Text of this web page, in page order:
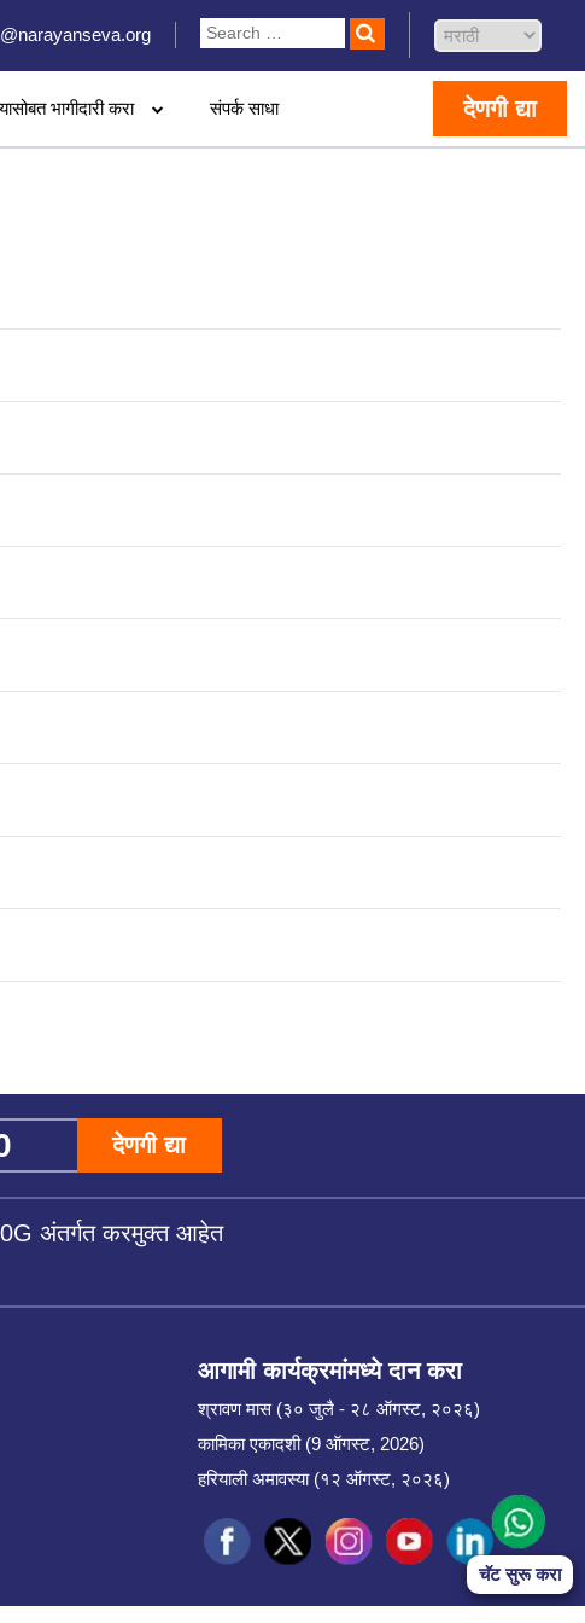
भागीदारी करा संपर्क साधा देणगी द्या
चॅट सुरू करा
देणगी द्या
अंतर्गत करमुक्त आहेत
आगामी कार्यक्रमांमध्ये दान करा
श्रावण मास (३० जुलै - २८ ऑगस्ट, २०२६)
कामिका एकादशी (9 ऑगस्ट, 2026)
हरियाली अमावस्या (१२ ऑगस्ट, २०२६)